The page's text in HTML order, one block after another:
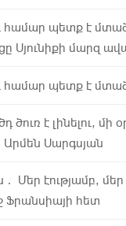
համար պետք է
Սյունիքի մարզ
համար պետք է
ծուռ է լինելու, մի
Սարգսյան
Մեր էությամբ, մեր
հետ